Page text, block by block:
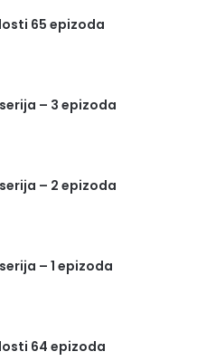
65 epizoda
– 3 epizoda
– 2 epizoda
– 1 epizoda
64 epizoda